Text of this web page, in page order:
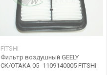
FITSHI
Фильтр воздушный GEELY
CK/OTAKA 05- 1109140005 FITSHI